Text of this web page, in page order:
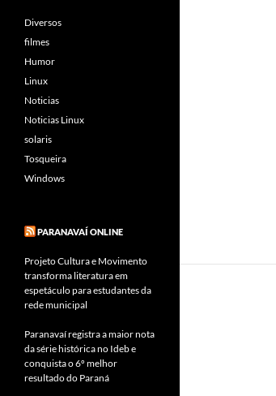
Diversos
filmes
Humor
Linux
Noticias
Noticias Linux
solaris
Tosqueira
Windows
PARANAVAÍ ONLINE
Projeto Cultura e Movimento
transforma literatura em
espetáculo para estudantes da
rede municipal
Paranavaí registra a maior nota
da série histórica no Ideb e
conquista o 6º melhor
resultado do Paraná